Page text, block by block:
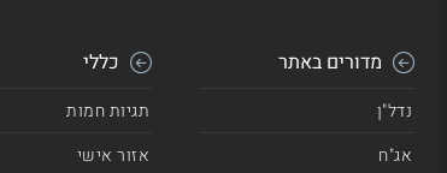
מדורים באתר
נדל"ן
אג"ח
כללי
תגיות חמות
אזור אישי